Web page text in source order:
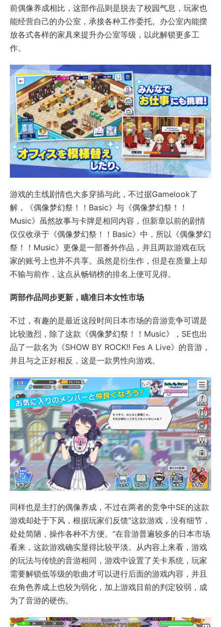
前偶像养成相比，这部作品则是脱去了校园气息，玩家也
能经营自己的办公室，承接各种工作委托。办公室內能摆
放各式各样的家具來提升办公室等级，以此解锁更多工
作。
游戏的主线剧情也大多穿插与此，不过据Gamelook了
解，《偶像梦幻祭！！Basic》与《偶像梦幻祭！！
Music》虽然故事与卡牌是相同内容，但新章以前的剧情
仅仅收录于《偶像梦幻祭！！Basic》中，所以《偶像梦幻
祭！！Music》更像是一部番外作品，并且两款游戏在玩
家的账号上也并不共享。虽然是衍生作，但是在质量上却
不输与前作，这点从畅销榜的排名上便可见得。
两部作品同步更新，瞄准日本女性市场
不过，有趣的是最近这段时间日本市场的音游竞争可谓是
比较激烈，除了这款《偶像梦幻祭！！Music》，SE也出
品了一款名为《SHOW BY ROCK!! Fes A Live》的音游，
并且与之正好相反，这是一款男性向游戏。
同样也是主打的偶像养成，不过在两者的竞争中SE的这款
游戏却处于下风，根据玩家们反馈“这款游戏，没有细节，
处处简陋，操作各种不方便。”在音游普遍较多的日本市场
看来，这款游戏确实显得比较平淡。从内容上来看，游戏
的玩法与传统的音游相同，游戏中设置了关卡系统，玩家
需要解锁低等级的歌曲才可以进行后面的游戏内容，并且
在角色养成上也较为弱化，加上游戏目前的判定较弱，成
为了音游的硬伤。